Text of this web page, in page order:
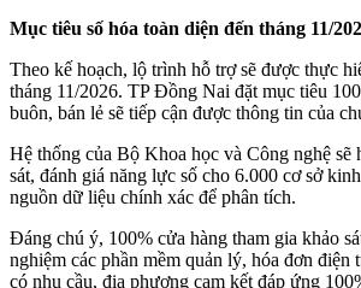
Mục tiêu số hóa toàn diện đến tháng 11/
​Theo kế hoạch, lộ trình hỗ trợ sẽ được thực
tháng 11/2026. TP Đồng Nai đặt mục tiêu
buôn, bán lẻ sẽ tiếp cận được thông tin của
Hệ thống của Bộ Khoa học và Công nghệ sẽ
sát, đánh giá năng lực số cho 6.000 cơ sở
nguồn dữ liệu chính xác để phân tích.
​Đáng chú ý, 100% cửa hàng tham gia khảo
nghiệm các phần mềm quản lý, hóa đơn
có nhu cầu, địa phương cam kết đáp ứng